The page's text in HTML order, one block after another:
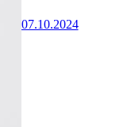
07.10.2024